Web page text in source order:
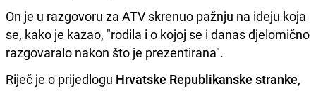
On je u razgovoru za ATV skrenuo pažnju na ideju koja
se, kako je kazao, "rodila i o kojoj se i danas djelomično
razgovaralo nakon što je prezentirana".
Riječ je o prijedlogu Hrvatske Republikanske stranke,